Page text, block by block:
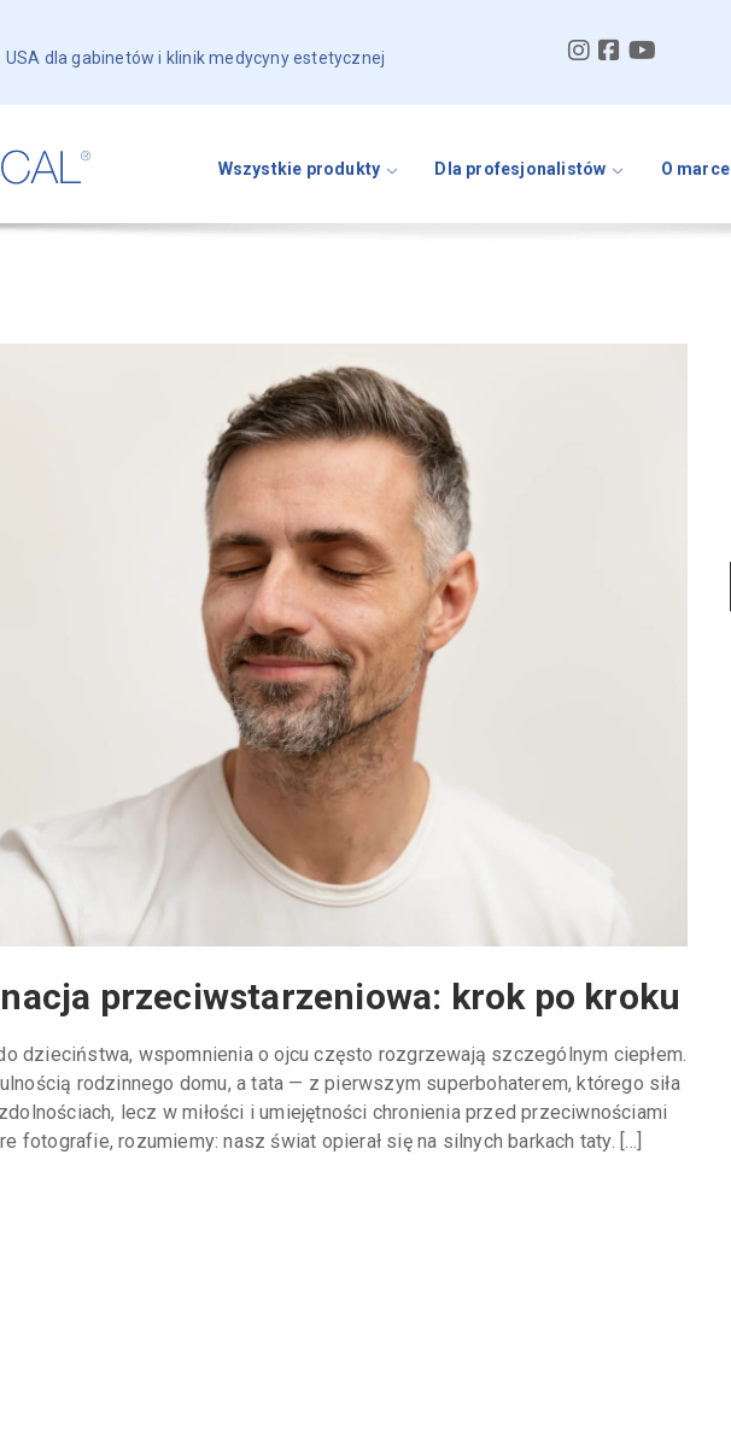
dla gabinetów i klinik medycyny estetycznej
Wszystkie produkty Dla profesjonalistów O marce
przeciwstarzeniowa: krok po kroku
dzieciństwa, wspomnienia o ojcu często rozgrzewają szczególnym ciepłem.
rodzinnego domu, a tata — z pierwszym superbohaterem, którego siła
lecz w miłości i umiejętności chronienia przed przeciwnościami
fotografie, rozumiemy: nasz świat opierał się na silnych barkach taty. […]